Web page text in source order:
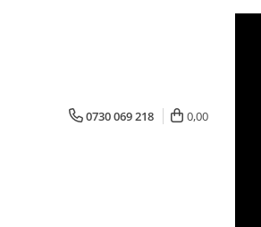
0730 069 218 0,00